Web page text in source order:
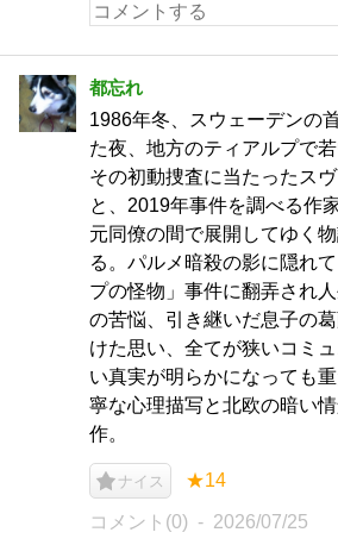
都忘れ
1986年冬、スウェーデンの
た夜、地方のティアルプで
その初動捜査に当たったス
と、2019年事件を調べる作
元同僚の間で展開してゆく
る。パルメ暗殺の影に隠れ
プの怪物」事件に翻弄され
の苦悩、引き継いだ息子の
けた思い、全てが狭いコミ
い真実が明らかになっても
寧な心理描写と北欧の暗い
作。
ナイス ★14
コメント(0) 2026/07/25